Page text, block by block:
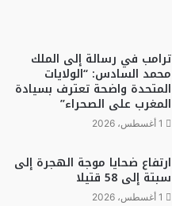
ترامب في رسالة إلى الملك
محمد السادس: “الولايات
المتحدة واضحة تعترف بسيادة
المغرب على الصحراء”
1 أغسطس، 2026
ارتفاع ضحايا موجة الهجرة إلى
سبتة إلى 58 قتيلا
1 أغسطس، 2026